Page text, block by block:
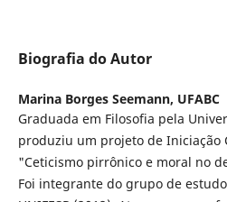
Biografia do Autor
Marina Borges Seemann, UFABC
Graduada em Filosofia pela
produziu um projeto de Iniciação
"Ceticismo pirrônico e moral no
Foi integrante do grupo de